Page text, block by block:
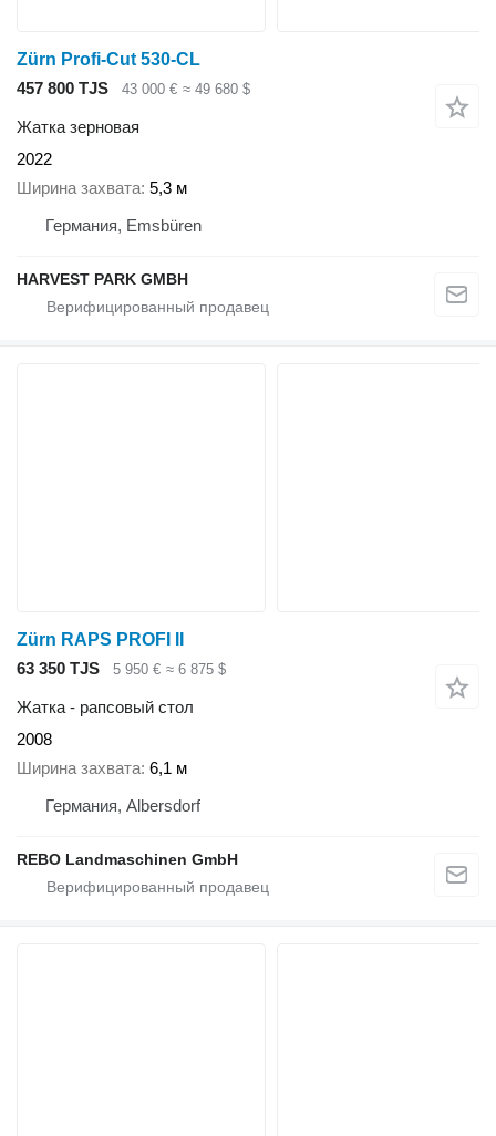
Zürn Profi-Cut 530-CL
457 800 TJS
43 000 € ≈ 49 680 $
Жатка зерновая
2022
Ширина захвата 5,3 м
Германия, Emsbüren
HARVEST PARK GMBH
Zürn RAPS PROFI II
63 350 TJS
5 950 € ≈ 6 875 $
Жатка - рапсовый стол
2008
Ширина захвата 6,1 м
Германия, Albersdorf
REBO Landmaschinen GmbH